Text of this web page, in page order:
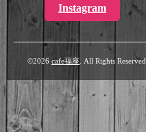
Instagram
©2026 cafe福座 . All Rights Reserved.